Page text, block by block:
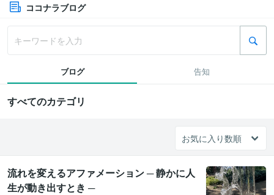
ココナラブログ
ブログ 告知
すべてのカテゴリ
流れを変えるアファメーション ─ 静かに人
生が動き出すとき ─